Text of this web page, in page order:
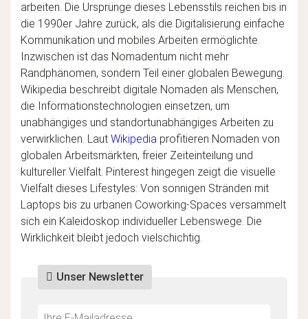
arbeiten. Die Ursprünge dieses Lebensstils reichen bis in
die 1990er Jahre zurück, als die Digitalisierung einfache
Kommunikation und mobiles Arbeiten ermöglichte.
Inzwischen ist das Nomadentum nicht mehr
Randphänomen, sondern Teil einer globalen Bewegung.
Wikipedia beschreibt digitale Nomaden als Menschen,
die Informationstechnologien einsetzen, um
unabhängiges und standortunabhängiges Arbeiten zu
verwirklichen. Laut Wikipedia profitieren Nomaden von
globalen Arbeitsmärkten, freier Zeiteinteilung und
kultureller Vielfalt. Pinterest hingegen zeigt die visuelle
Vielfalt dieses Lifestyles: Von sonnigen Stränden mit
Laptops bis zu urbanen Coworking-Spaces versammelt
sich ein Kaleidoskop individueller Lebenswege. Die
Wirklichkeit bleibt jedoch vielschichtig.
Do
Unser Newsletter
*Ihre